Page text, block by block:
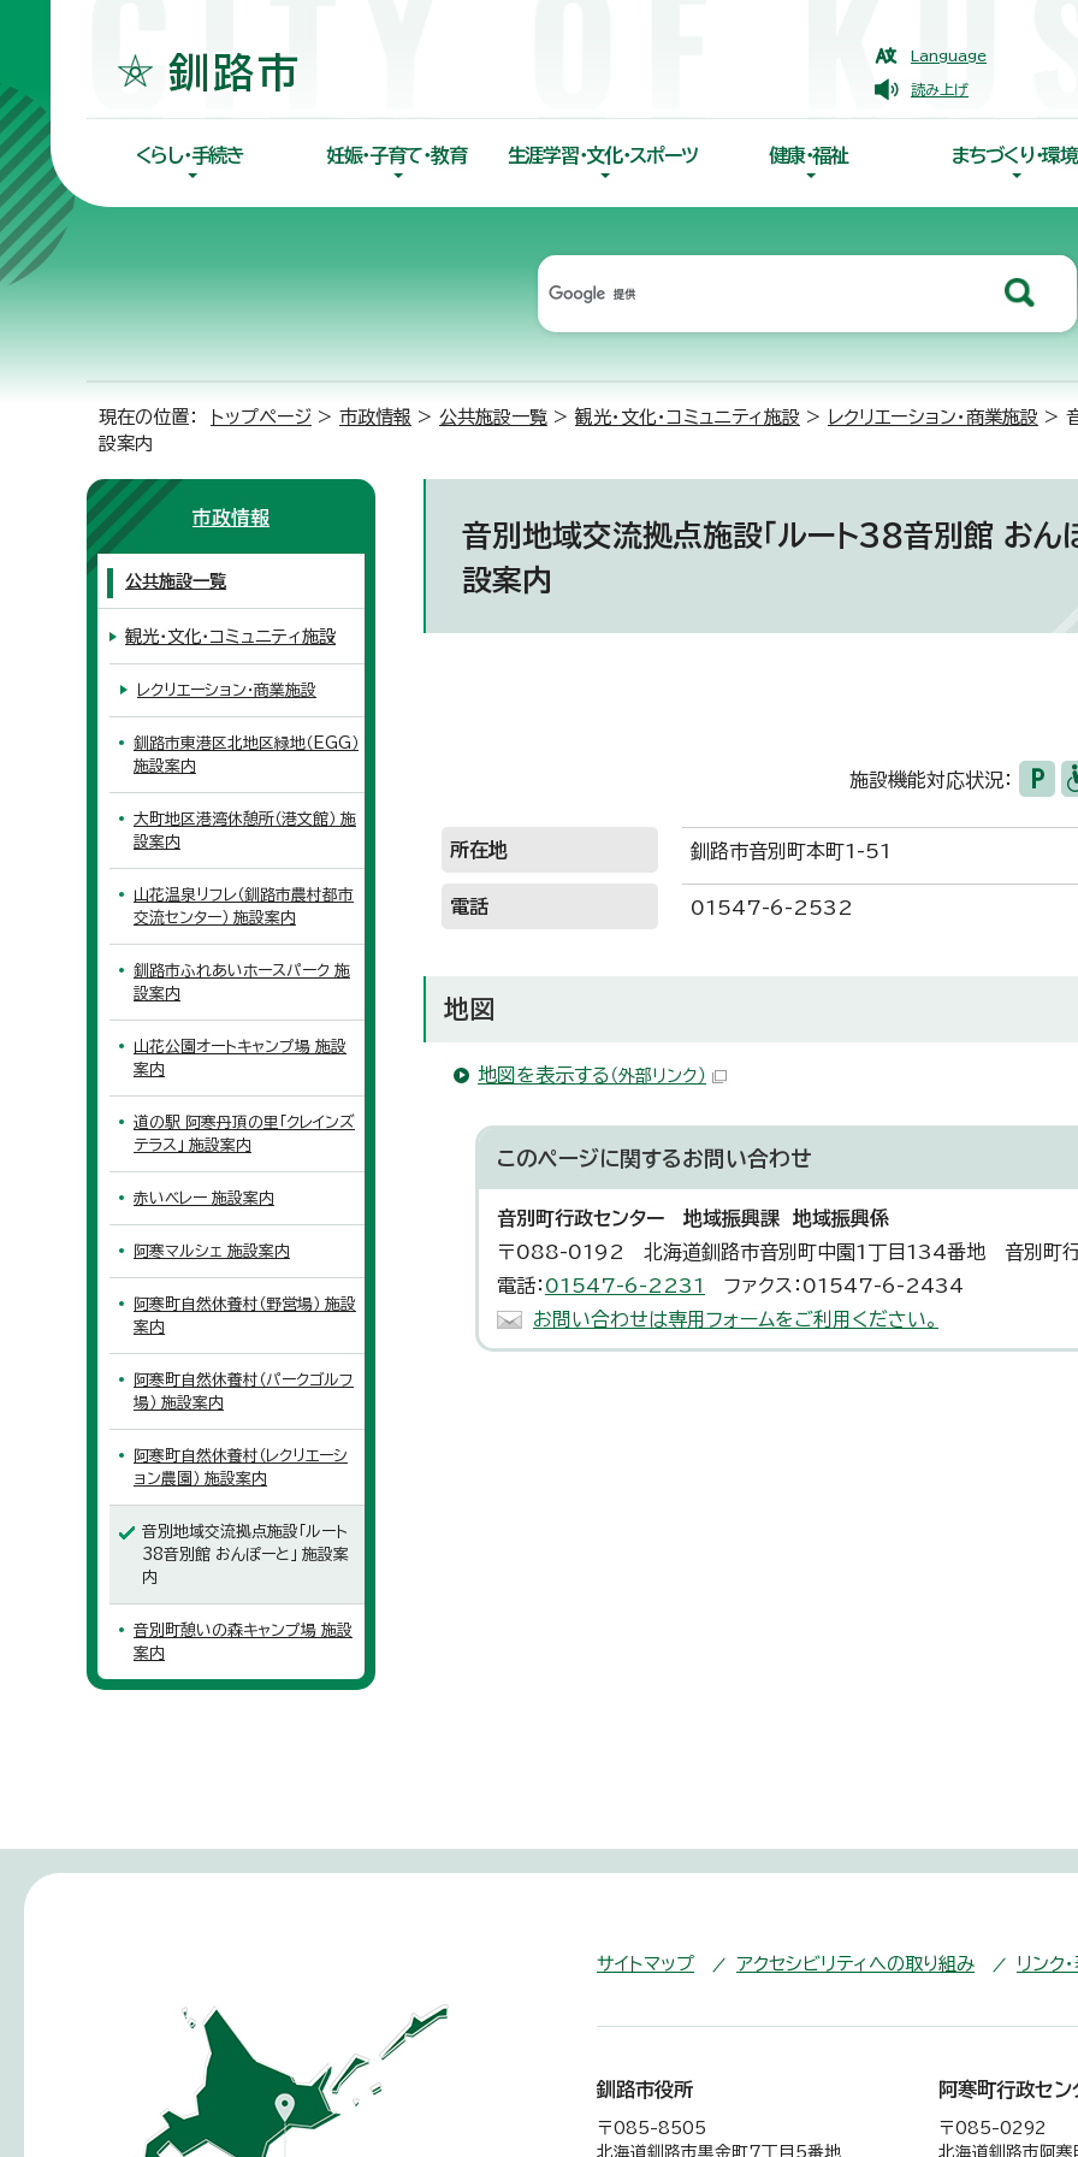
Language
読み上げ
くらし・手続き 妊娠・子育て・教育 生涯学習・文化・スポーツ 健康・福祉 まちづくり・環境
現在の位置： トップページ > 市政情報 > 公共施設一覧 > 観光・文化・コミュニティ施設 > レクリエーション・商業施設 >
設案内
音別地域交流拠点施設「ルート38音別館 おん
設案内
施設機能対応状況：
所在地 釧路市音別町本町1-51
電話 01547-6-2532
地図
地図を表示する （外部リンク）
このページに関するお問い合わせ
音別町行政センター 地域振興課 地域振興係
〒088-0192 北海道釧路市音別町中園1丁目134番地 音別町行
電話： 01547-6-2231
ファクス：01547-6-2434
お問い合わせは専用フォームをご利用ください。
市政情報
公共施設一覧
観光・文化・コミュニティ施設
レクリエーション・商業施設
釧路市東港区北地区緑地（EGG）
施設案内
大町地区港湾休憩所（港文館） 施
設案内
山花温泉リフレ（釧路市農村都市
交流センター） 施設案内
釧路市ふれあいホースパーク 施
設案内
山花公園オートキャンプ場 施設
案内
道の駅 阿寒丹頂の里「クレインズ
テラス」 施設案内
赤いベレー 施設案内
阿寒マルシェ 施設案内
阿寒町自然休養村（野営場） 施設
案内
阿寒町自然休養村（パークゴルフ
場） 施設案内
阿寒町自然休養村（レクリエーシ
ョン農園） 施設案内
音別地域交流拠点施設「ルート
38音別館 おんぽーと」 施設案
内
音別町憩いの森キャンプ場 施設
案内
サイトマップ アクセシビリティへの取り組み リンク
釧路市役所
〒085-8505
北海道釧路市黒金町7丁目5番地
阿寒町行政セン
〒085-0292
北海道釧路市阿